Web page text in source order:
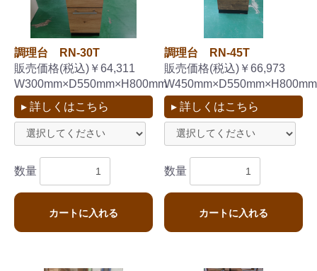
調理台 RN-30T
販売価格(税込)￥64,311
W300mm×D550mm×H800mm
▸ 詳しくはこちら
数量
カートに入れる
調理台 RN-45T
販売価格(税込)￥66,973
W450mm×D550mm×H800mm
▸ 詳しくはこちら
数量
カートに入れる
お買い物を続ける カートへ進む